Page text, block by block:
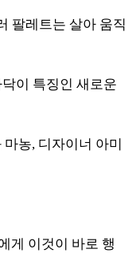
팔레트는 살아 움직
이 특징인 새로운
농, 디자이너 아미
게 이것이 바로 행